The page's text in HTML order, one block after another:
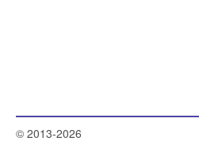
© 2013-2026